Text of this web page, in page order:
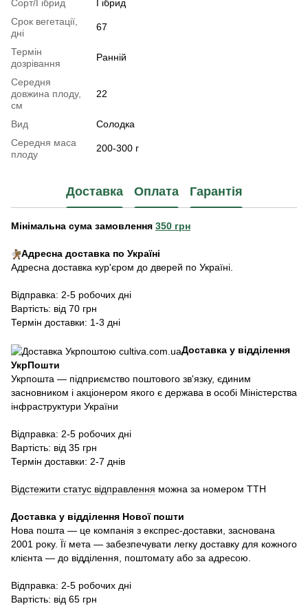
Сорт/Гібрид
Гібрид
Срок вегетації,
дні
67
Термін
дозрівання
Ранній
Середня
довжина плоду,
см
22
Вид
Солодка
Середня маса
плоду
200-300 г
Доставка Оплата Гарантія
Мінімальна сума замовлення 350 грн
Адресна доставка по Україні
Адресна доставка кур'єром до дверей по Україні.
Відправка: 2-5 робочих дні
Вартість: від 70 грн
Термін доставки: 1-3 дні
Доставка у відділення
УкрПошти
Укрпошта — підприємство поштового зв'язку, єдиним
засновником і акціонером якого є держава в особі Міністерства
інфраструктури України
Відправка: 2-5 робочих дні
Вартість: від 35 грн
Термін доставки: 2-7 днів
Відстежити статус відправлення можна за номером ТТН
Доставка у відділення Нової пошти
Нова пошта — це компанія з експрес-доставки, заснована
2001 року. Її мета — забезпечувати легку доставку для кожного
клієнта — до відділення, поштомату або за адресою.
Відправка: 2-5 робочих дні
Вартість: від 65 грн